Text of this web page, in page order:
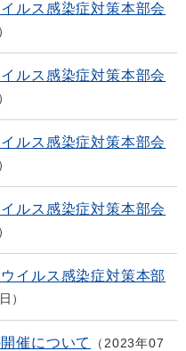
ルス感染症対策本部会
ルス感染症対策本部会
ルス感染症対策本部会
ルス感染症対策本部会
イルス感染症対策本部
催について
2023年07